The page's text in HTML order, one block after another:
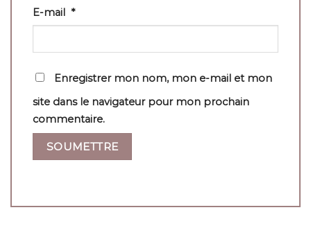
E-mail *
Enregistrer mon nom, mon e-mail et mon
site dans le navigateur pour mon prochain
commentaire.